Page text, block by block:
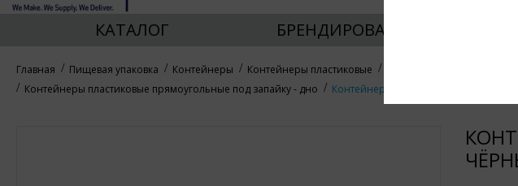
КАТАЛОГ БРЕНДИРОВАНИЕ УПАКОВКИ
Главная Пищевая упаковка Контейнеры Контейнеры пластиковые
Контейнеры пластиковые прямоугольные под запайку - дно
Контейнер РР Т 2-ух секционный